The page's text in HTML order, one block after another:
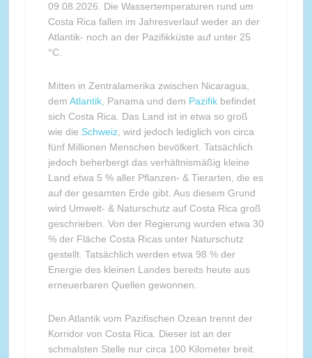
09.08.2026. Die Wassertemperaturen rund um
Costa Rica fallen im Jahresverlauf weder an der
Atlantik- noch an der Pazifikküste auf unter 25
°C.
Mitten in Zentralamerika zwischen Nicaragua,
dem Atlantik, Panama und dem Pazifikbefindet
sich Costa Rica. Das Land ist in etwa so groß
wie die Schweiz, wird jedoch lediglich von circa
fünf Millionen Menschen bevölkert. Tatsächlich
jedoch beherbergt das verhältnismäßig kleine
Land etwa 5 % aller Pflanzen- & Tierarten, die es
auf der gesamten Erde gibt. Aus diesem Grund
wird Umwelt- & Naturschutz auf Costa Rica groß
geschrieben. Von der Regierung wurden etwa 30
% der Fläche Costa Ricas unter Naturschutz
gestellt. Tatsächlich werden etwa 98 % der
Energie des kleinen Landes bereits heute aus
erneuerbaren Quellen gewonnen.
Den Atlantik vom Pazifischen Ozean trennt der
Korridor von Costa Rica. Dieser ist an der
schmalsten Stelle nur circa 100 Kilometer breit.